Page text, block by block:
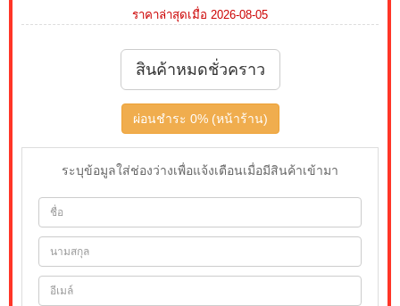
ราคาล่าสุดเมื่อ 2026-08-05
สินค้าหมดชั่วคราว
ผ่อนชำระ 0% (หน้าร้าน)
ระบุข้อมูลใส่ช่องว่างเพื่อแจ้งเตือนเมื่อมีสินค้าเข้ามา